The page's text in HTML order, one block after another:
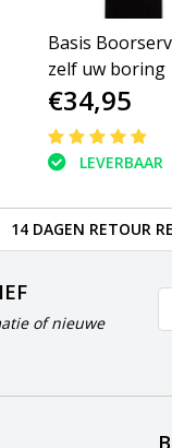
Basis
zelf uw boring
€34,95
LEVERBAAR
14 DAGEN RETOUR
of nieuwe